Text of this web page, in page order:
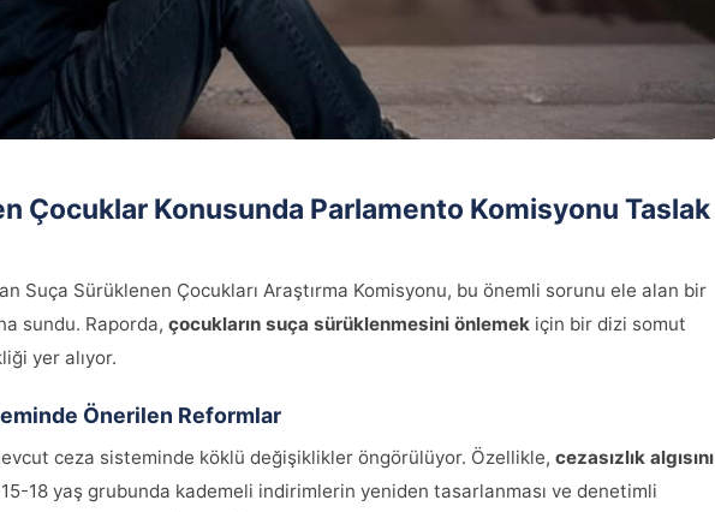
Çocuklar Konusunda Parlamento Komisyonu Taslak
Suça Sürüklenen Çocukları Araştırma Komisyonu, bu önemli sorunu ele alan bir
sundu. Raporda, çocukların suça sürüklenmesini önlemek için bir dizi somut
yer alıyor.
Önerilen Reformlar
ceza sisteminde köklü değişiklikler öngörülüyor. Özellikle, cezasızlık algısını
18 yaş grubunda kademeli indirimlerin yeniden tasarlanması ve denetimli